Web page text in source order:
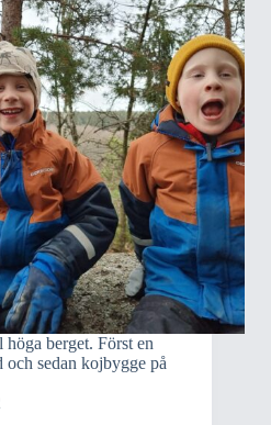
berget. Först en
sedan kojbygge på